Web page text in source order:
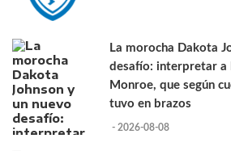
La morocha Dakota
desafío: interpretar a
Monroe, que según
tuvo en brazos
- 2026-08-08